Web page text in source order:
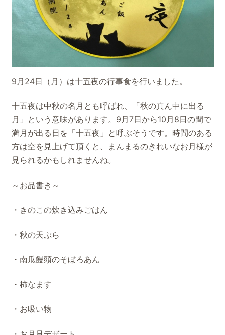
9月24日（月）は十五夜の行事食を行いました。
十五夜は中秋の名月とも呼ばれ、「秋の真ん中に出る
月」という意味があります。9月7日から10月8日の間で
満月が出る日を「十五夜」と呼ぶそうです。時間のある
方は空を見上げて頂くと、まんまるのきれいなお月様が
見られるかもしれませんね。
～お品書き～
・きのこの炊き込みごはん
・秋の天ぷら
・南瓜饅頭のそぼろあん
・柿なます
・お吸い物